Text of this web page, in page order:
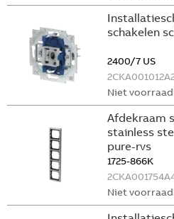
schakelen
2400/7 US
Niet
Afdekraam
stainless
pure-rvs
1725-866K
Niet